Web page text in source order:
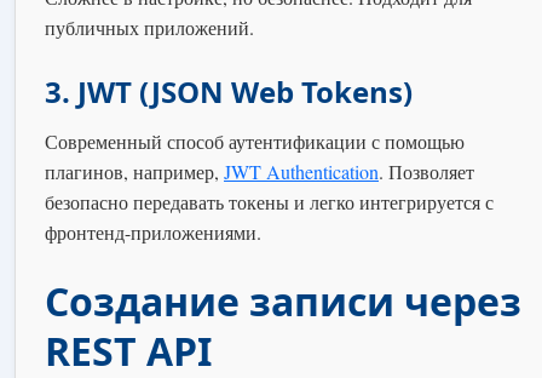
публичных приложений.
3. JWT (JSON Web Tokens)
Современный способ аутентификации с помощью
плагинов, например, JWT Authentication. Позволяет
безопасно передавать токены и легко интегрируется с
фронтенд-приложениями.
Создание записи через
REST API